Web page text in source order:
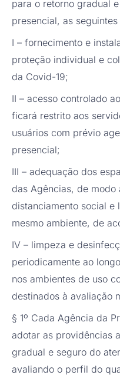
para o retorno gradual
presencial, as
I – fornecimento e
proteção individual e
da Covid-19;
II – acesso controlado
ficará restrito aos
usuários com prévio
presencial;
III – adequação dos
das Agências, de
distanciamento social e
mesmo ambiente, de
IV – limpeza e
periodicamente ao
nos ambientes de uso
destinados à avaliação
§ 1º Cada Agência da
adotar as providências
gradual e seguro do
avaliando o perfil do